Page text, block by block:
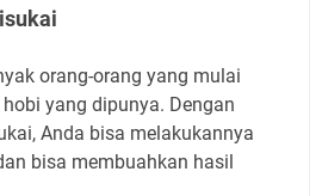
orang-orang yang mulai
yang dipunya. Dengan
Anda bisa melakukannya
bisa membuahkan hasil